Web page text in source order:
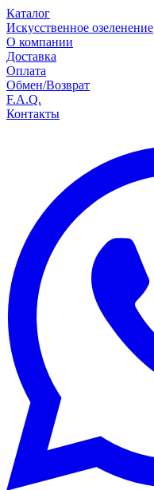
Каталог
Искусственное озеленение
О компании
Доставка
Оплата
Обмен/Возврат
F.A.Q.
Контакты